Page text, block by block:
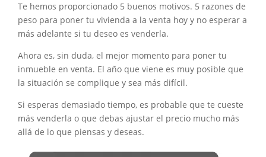
Te hemos proporcionado 5 buenos motivos. 5 razones de
peso para poner tu vivienda a la venta hoy y no esperar a
más adelante si tu deseo es venderla.
Ahora es, sin duda, el mejor momento para poner tu
inmueble en venta. El año que viene es muy posible que
la situación se complique y sea más difícil.
Si esperas demasiado tiempo, es probable que te cueste
más venderla o que debas ajustar el precio mucho más
allá de lo que piensas y deseas.